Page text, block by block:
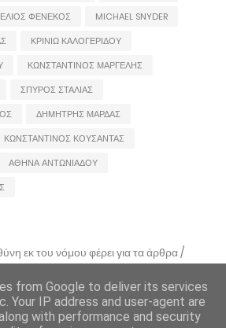
ΦΕΝΕΚΟΣ
MICHAEL SNYDER
ΚΡΙΝΙΩ ΚΑΛΟΓΕΡΙΔΟΥ
ΚΩΝΣΤΑΝΤΙΝΟΣ ΜΑΡΓΕΛΗΣ
ΣΠΥΡΟΣ ΣΤΑΛΙΑΣ
ΔΗΜΗΤΡΗΣ ΜΑΡΔΑΣ
ΚΩΝΣΤΑΝΤΙΝΟΣ ΚΟΥΣΑΝΤΑΣ
ΑΘΗΝΑ ΑΝΤΩΝΙΑΔΟΥ
εκ του νόμου φέρει για τα άρθρα /
και απηχούν τις απόψεις των συντακτών
υιοθετεί. Σε περίπτωση που θεωρείτε πως
ή ότι υπάρχει κάποιο σφάλμα,
from Google to deliver its services
Your IP address and user-agent are
with performance and security